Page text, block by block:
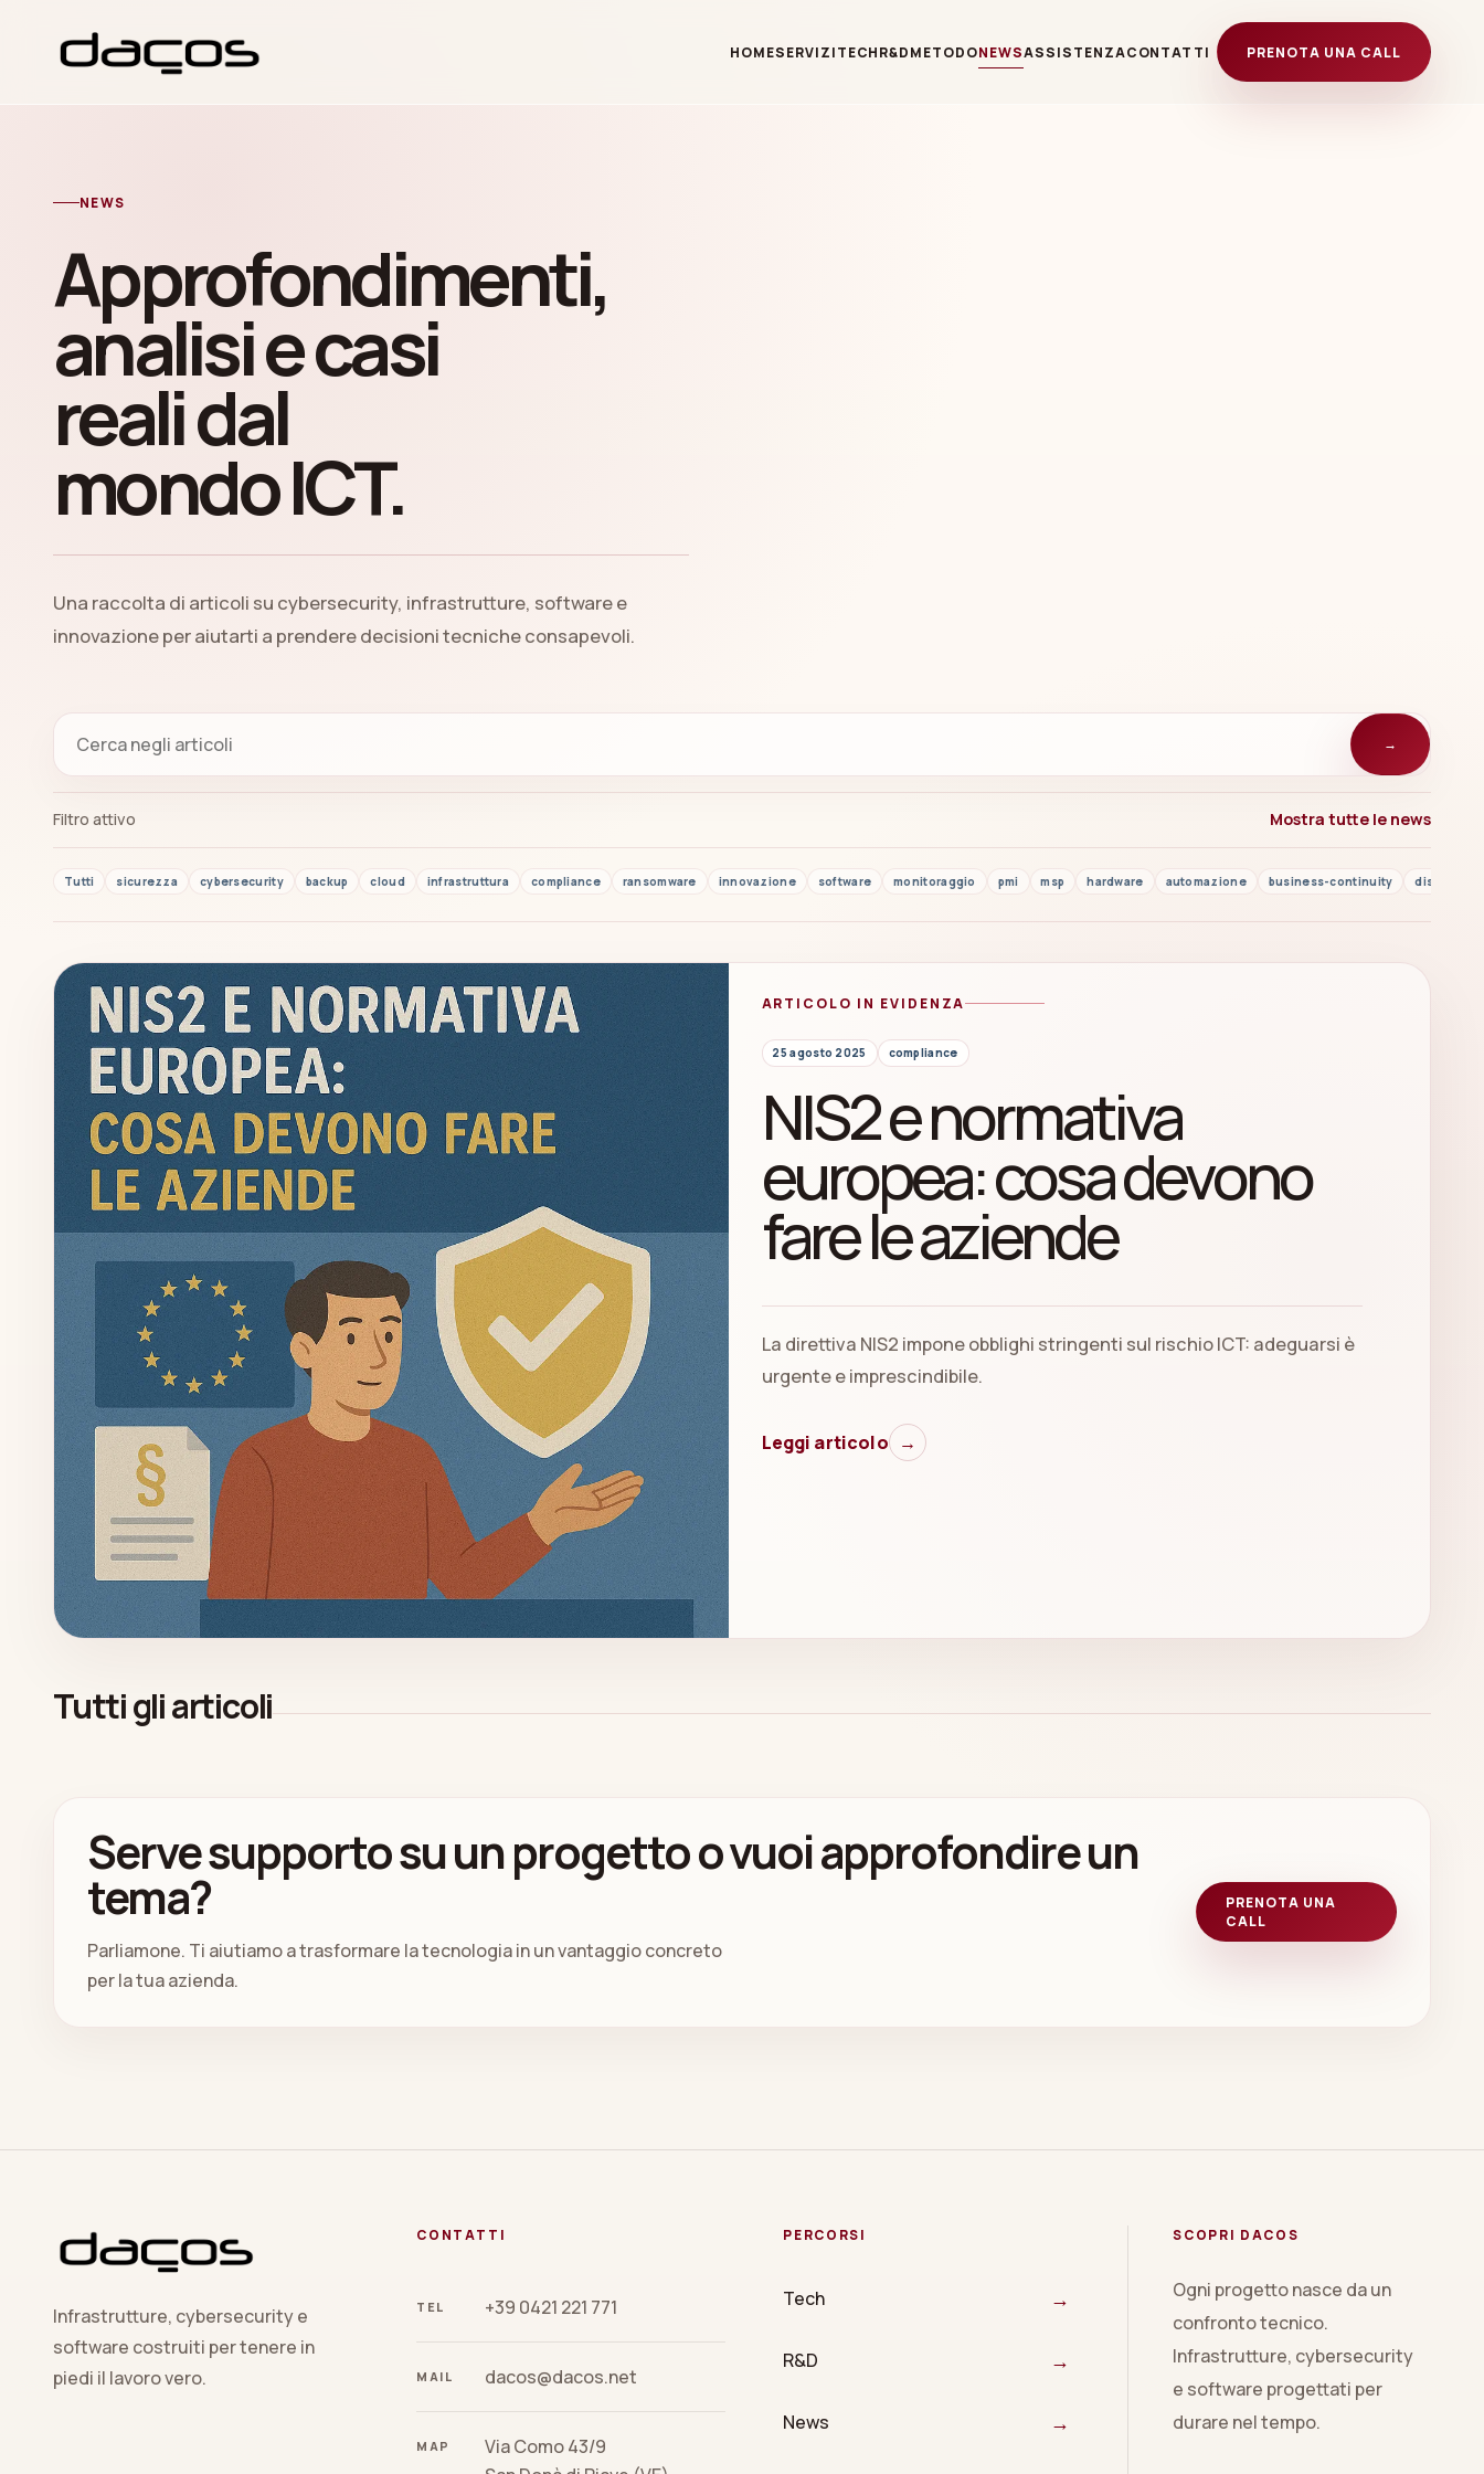
HOMESERVIZITECHR&DMETODONEWSASSISTENZACONTATTI PRENOTA UNA CALL
NEWS
Approfondimenti,
analisi e casi
reali dal
mondo ICT.
Una raccolta di articoli su cybersecurity, infrastrutture, software e
innovazione per aiutarti a prendere decisioni tecniche consapevoli.
→
Filtro attivo Mostra tutte le news
Tutti sicurezza cybersecurity backup cloud infrastruttura compliance ransomware innovazione software monitoraggio pmi msp hardware automazione business-continuity disaster
ARTICOLO IN EVIDENZA
25 agosto 2025 compliance
NIS2 e normativa
europea: cosa devono
fare le aziende
La direttiva NIS2 impone obblighi stringenti sul rischio ICT: adeguarsi è
urgente e imprescindibile.
Leggi articolo →
Tutti gli articoli
Serve supporto su un progetto o vuoi approfondire un
tema?
Parliamone. Ti aiutiamo a trasformare la tecnologia in un vantaggio concreto
per la tua azienda.
PRENOTA UNA
CALL
Infrastrutture, cybersecurity e
software costruiti per tenere in
piedi il lavoro vero.
CONTATTI
TEL +39 0421 221 771
MAIL dacos@dacos.net
MAP
Via Como 43/9
PERCORSI
Tech →
R&D →
News →
SCOPRI DACOS
Ogni progetto nasce da un
confronto tecnico.
Infrastrutture, cybersecurity
e software progettati per
durare nel tempo.